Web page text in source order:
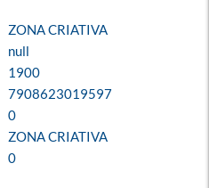
ZONA CRIATIVA
null
1900
7908623019597
0
ZONA CRIATIVA
0